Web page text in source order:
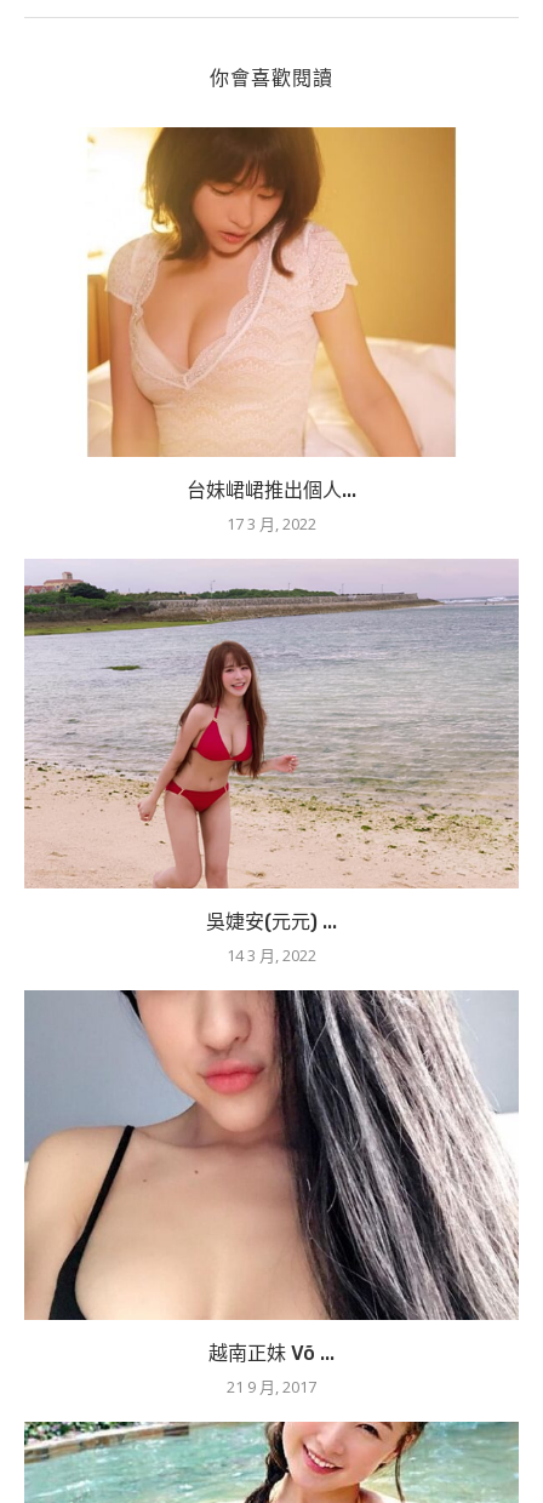
你會喜歡閱讀
台妹峮峮推出個人...
17 3 月, 2022
吳婕安(元元) ...
14 3 月, 2022
越南正妹 Võ ...
21 9 月, 2017